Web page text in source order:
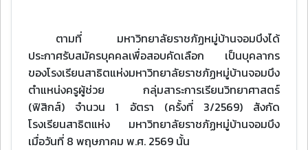
ตามที่ มหาวิทยาลัยราชภัฏหมู่บ้านจอมบึงได้
ประกาศรับสมัครบุคคลเพื่อสอบคัดเลือก เป็นบุคลากร
ของโรงเรียนสาธิตแห่งมหาวิทยาลัยราชภัฏหมู่บ้านจอมบึง
ตำแหน่งครูผู้ช่วย กลุ่มสาระการเรียนวิทยาศาสตร์
(ฟิสิกส์) จำนวน 1 อัตรา (ครั้งที่ 3/2569) สังกัด
โรงเรียนสาธิตแห่ง มหาวิทยาลัยราชภัฏหมู่บ้านจอมบึง
เมื่อวันที่ 8 พฤษภาคม พ.ศ. 2569 นั้น